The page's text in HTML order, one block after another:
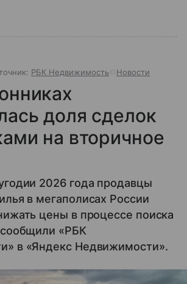
РБК Недвижимость Новости
доля сделок
на вторичное
2026 года продавцы
в мегаполисах России
цены в процессе поиска
«РБК
в «Яндекс Недвижимости».